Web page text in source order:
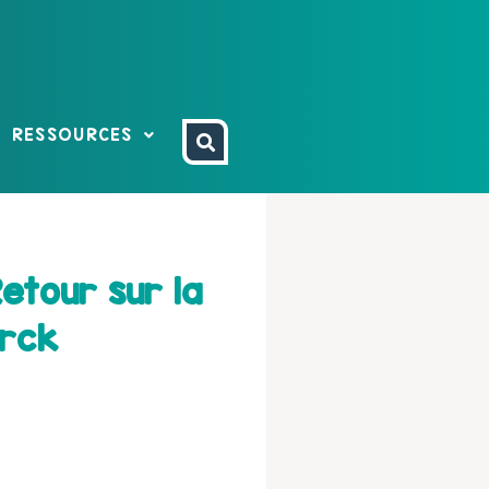
RESSOURCES
sur la